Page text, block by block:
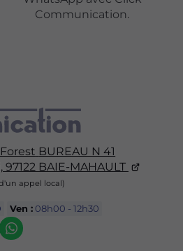
BUREAU N 41
97122 BAIE-MAHAULT
Ven : 08h00 - 12h30
Communication.